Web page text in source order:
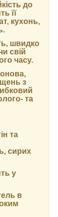
до
її
кухонь,
швидко
свій
часу.
з
та
та
сирих
у
в